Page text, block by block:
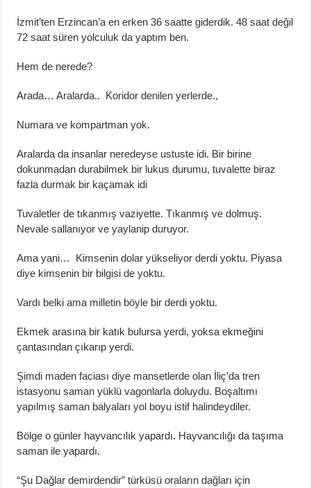
İzmit’ten Erzincan’a en erken 36 saatte giderdik. 48 saat değil
72 saat süren yolculuk da yaptım ben.
Hem de nerede?
Arada… Aralarda.. Koridor denilen yerlerde.,
Numara ve kompartman yok.
Aralarda da insanlar neredeyse ustuste idi. Bir birine
dokunmadan durabilmek bir lukus durumu, tuvalette biraz
fazla durmak bir kaçamak idi
Tuvaletler de tıkanmış vaziyette. Tıkanmış ve dolmuş.
Nevale sallanıyor ve yaylanip duruyor.
Ama yani… Kimsenin dolar yükseliyor derdi yoktu. Piyasa
diye kimsenin bir bilgisi de yoktu.
Vardı belki ama milletin böyle bir derdi yoktu.
Ekmek arasına bir katık bulursa yerdi, yoksa ekmeğini
çantasından çıkarıp yerdi.
Şimdi maden faciası diye mansetlerde olan İliç’da tren
istasyonu saman yüklü vagonlarla doluydu. Boşaltımı
yapılmış saman balyaları yol boyu istif halindeydiler.
Bölge o günler hayvancılık yapardı. Hayvancılığı da taşıma
saman ile yapardı.
“Şu Dağlar demirdendir” türküsü oraların dağları için